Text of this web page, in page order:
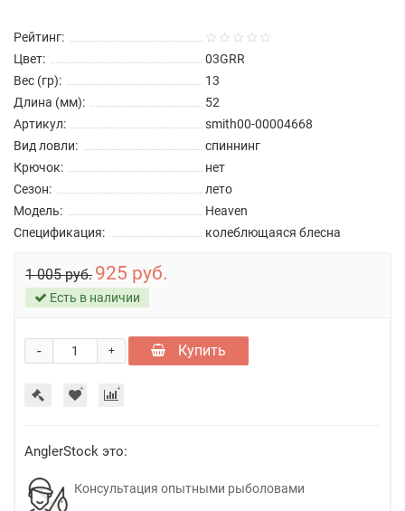
Рейтинг:
Цвет:
03GRR
Вес (гр):
13
Длина (мм):
52
Артикул:
smith00-00004668
Вид ловли:
спиннинг
Крючок:
нет
Сезон:
лето
Модель:
Heaven
Спецификация:
колеблющаяся блесна
1 005 руб. 925 руб.
Есть в наличии
+
- Купить
AnglerStock это:
Консультация опытными рыболовами